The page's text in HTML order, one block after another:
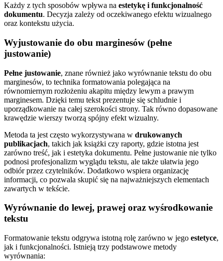
Każdy z tych sposobów wpływa na estetykę i funkcjonalność
dokumentu. Decyzja zależy od oczekiwanego efektu wizualnego
oraz kontekstu użycia.
Wyjustowanie do obu marginesów (pełne
justowanie)
Pełne justowanie, znane również jako wyrównanie tekstu do obu
marginesów, to technika formatowania polegająca na
równomiernym rozłożeniu akapitu między lewym a prawym
marginesem. Dzięki temu tekst prezentuje się schludnie i
uporządkowanie na całej szerokości strony. Tak równo dopasowane
krawędzie wierszy tworzą spójny efekt wizualny.
Metoda ta jest często wykorzystywana w drukowanych
publikacjach, takich jak książki czy raporty, gdzie istotna jest
zarówno treść, jak i estetyka dokumentu. Pełne justowanie nie tylko
podnosi profesjonalizm wyglądu tekstu, ale także ułatwia jego
odbiór przez czytelników. Dodatkowo wspiera organizację
informacji, co pozwala skupić się na najważniejszych elementach
zawartych w tekście.
Wyrównanie do lewej, prawej oraz wyśrodkowanie
tekstu
Formatowanie tekstu odgrywa istotną rolę zarówno w jego estetyce,
jak i funkcjonalności. Istnieją trzy podstawowe metody
wyrównania: